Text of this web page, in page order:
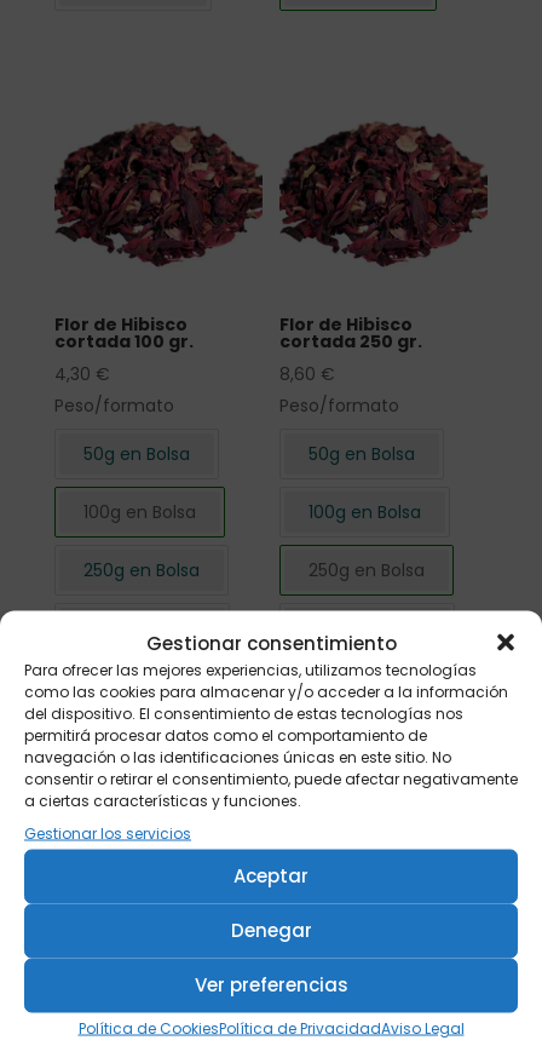
Gestionar consentimiento
Para ofrecer las mejores experiencias, utilizamos tecnologías
como las cookies para almacenar y/o acceder a la información
del dispositivo. El consentimiento de estas tecnologías nos
permitirá procesar datos como el comportamiento de
navegación o las identificaciones únicas en este sitio. No
consentir o retirar el consentimiento, puede afectar negativamente
a ciertas características y funciones.
Gestionar los servicios
Aceptar
Denegar
Ver preferencias
Política de CookiesPolítica de PrivacidadAviso Legal
Flor de Hibisco
cortada 100 gr.
4,30 €
Peso/formato
50g en Bolsa
100g en Bolsa
250g en Bolsa
1kg en Bolsa
Flor de Hibisco
cortada 250 gr.
8,60 €
Peso/formato
50g en Bolsa
100g en Bolsa
250g en Bolsa
1kg en Bolsa
Flor de Hibisco
cortada 50 gr.
Flor de Hibisco
cortada 500 gr.